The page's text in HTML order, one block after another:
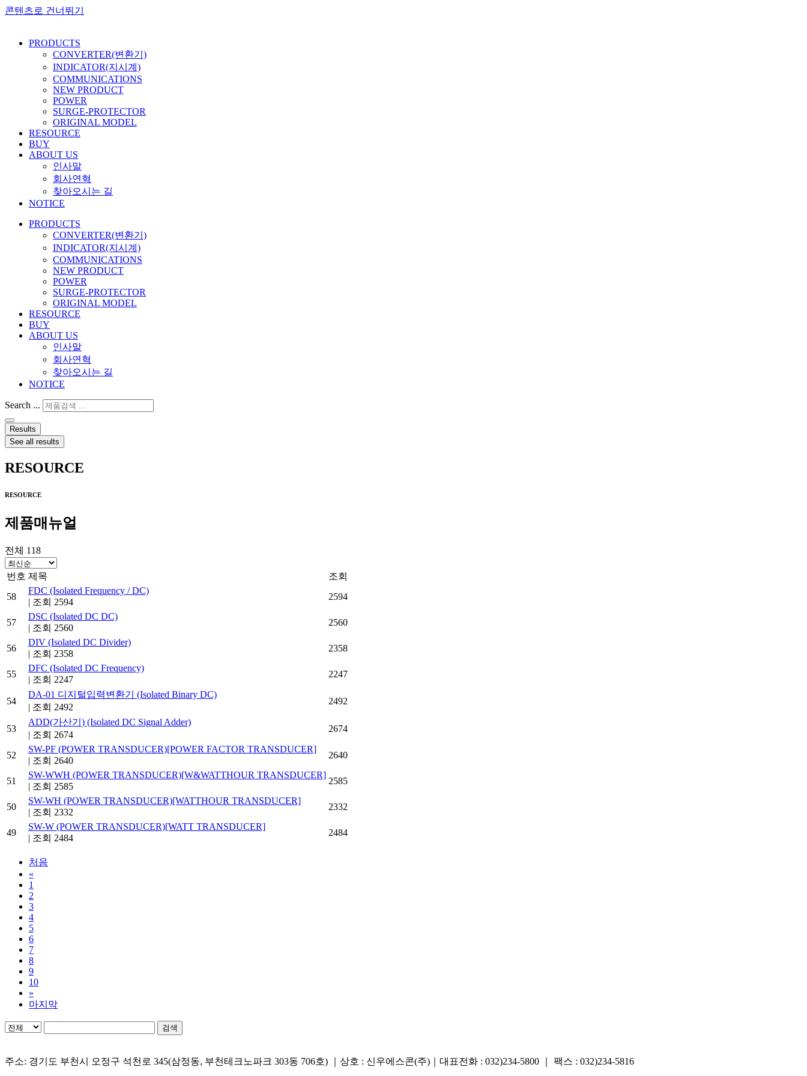
콘텐츠로 건너뛰기
PRODUCTS
CONVERTER(변환기)
INDICATOR(지시계)
COMMUNICATIONS
NEW PRODUCT
POWER
SURGE-PROTECTOR
ORIGINAL MODEL
RESOURCE
BUY
ABOUT US
인사말
회사연혁
찾아오시는 길
NOTICE
PRODUCTS
CONVERTER(변환기)
INDICATOR(지시계)
COMMUNICATIONS
NEW PRODUCT
POWER
SURGE-PROTECTOR
ORIGINAL MODEL
RESOURCE
BUY
ABOUT US
인사말
회사연혁
찾아오시는 길
NOTICE
Search ...
Results
See all results
RESOURCE
RESOURCE
제품매뉴얼
전체 118
번호 제목
조회
58
FDC (Isolated Frequency / DC)
| 조회 2594
2594
57
DSC (Isolated DC DC)
| 조회 2560
2560
56
DIV (Isolated DC Divider)
| 조회 2358
2358
55
DFC (Isolated DC Frequency)
| 조회 2247
2247
54
DA-01 디지털입력변환기 (Isolated Binary DC)
| 조회 2492
2492
53
ADD(가산기) (Isolated DC Signal Adder)
| 조회 2674
2674
52
SW-PF (POWER TRANSDUCER)[POWER FACTOR TRANSDUCER]
| 조회 2640
2640
51
SW-WWH (POWER TRANSDUCER)[W&WATTHOUR TRANSDUCER]
| 조회 2585
2585
50
SW-WH (POWER TRANSDUCER)[WATTHOUR TRANSDUCER]
| 조회 2332
2332
49
SW-W (POWER TRANSDUCER)[WATT TRANSDUCER]
| 조회 2484
2484
처음
«
1
2
3
4
5
6
7
8
9
10
»
마지막
검색
주소: 경기도 부천시 오정구 석천로 345(삼정동, 부천테크노파크 303동 706호) ｜상호 : 신우에스콘(주)｜대표전화 : 032)234-5800 ｜ 팩스 : 032)234-5816